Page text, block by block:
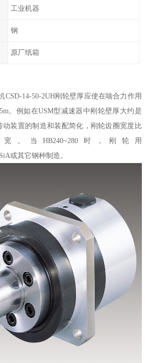
工业机器
钢
原厂纸箱
CSD-14-50-2UH刚轮壁厚应使在啮合力作用
。例如在USM型减速器中刚轮壁厚大约是
动装置的制造和装配简化，刚轮齿圈宽度比
。当HB240~280时，刚轮用
或其它钢种制造。